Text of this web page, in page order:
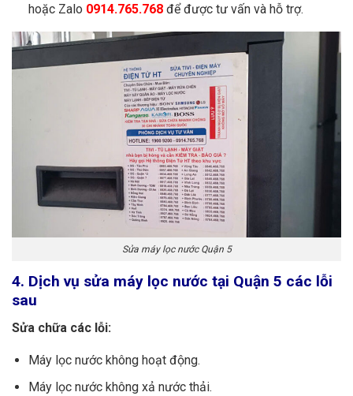
hoặc Zalo 0914.765.768để được tư vấn và hỗ trợ.
Sửa máy lọc nước Quận 5
4. Dịch vụ sửa máy lọc nước tại Quận 5 các lỗi
sau
Sửa chữa các lỗi:
Máy lọc nước không hoạt động.
Máy lọc nước không xả nước thải.